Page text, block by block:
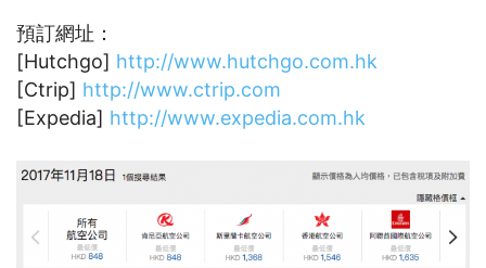
預訂網址：
[Hutchgo] http://www.hutchgo.com.hk
[Ctrip] http://www.ctrip.com
[Expedia] http://www.expedia.com.hk